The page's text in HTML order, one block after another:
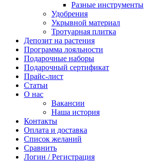
Разные инструменты
Удобрения
Укрывной материал
Тротуарная плитка
Депозит на растения
Программа лояльности
Подарочные наборы
Подарочный сертификат
Прайс-лист
Статьи
О нас
Вакансии
Наша история
Контакты
Оплата и доставка
Список желаний
Сравнить
Логин / Регистрация